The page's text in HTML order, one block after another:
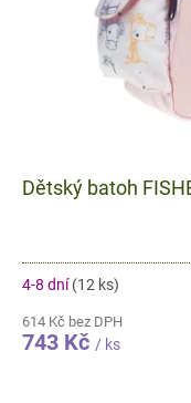
Dětský batoh
4-8 dní(12 ks)
614 Kč bez DPH
743 Kč / ks